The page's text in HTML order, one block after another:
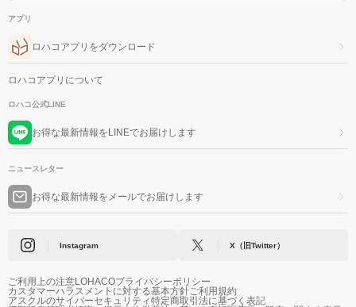
アプリ
ロハコアプリをダウンロード
ロハコアプリについて
ロハコ公式LINE
お得な最新情報をLINEでお届けします
ニュースレター
お得な最新情報をメールでお届けします
Instagram X（旧Twitter）
ご利用上の注意LOHACOプライバシーポリシー
カスタマーハラスメントに対する基本方針ご利用規約
アスクルのサイバーセキュリティ特定商取引法に基づく表記